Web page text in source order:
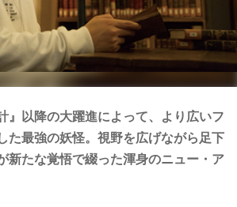
』以降の大躍進によって、より広いフ
た最強の妖怪。視野を広げながら足下
新たな覚悟で綴った渾身のニュー・ア